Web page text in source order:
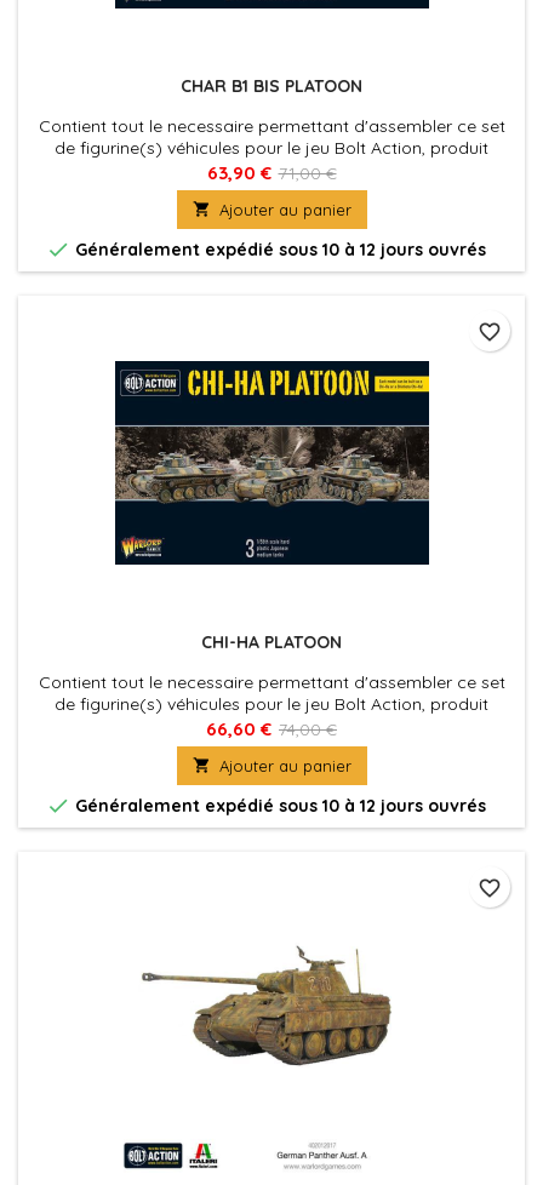
CHAR B1 BIS PLATOON
Contient tout le necessaire permettant d'assembler ce set
de figurine(s) véhicules pour le jeu Bolt Action, produit
fournies avec leurs socles. Figurine(s) Véhicule(s) à peindre
et à assembler
63,90 € 71,00 €
 Ajouter au panier
 Généralement expédié sous 10 à 12 jours ouvrés
CHI-HA PLATOON
Contient tout le necessaire permettant d'assembler ce set
de figurine(s) véhicules pour le jeu Bolt Action, produit
fournies avec leurs socles. Figurine(s) Véhicule(s) à peindre
et à assembler
66,60 € 74,00 €
 Ajouter au panier
 Généralement expédié sous 10 à 12 jours ouvrés
favorite_border
favorite_border